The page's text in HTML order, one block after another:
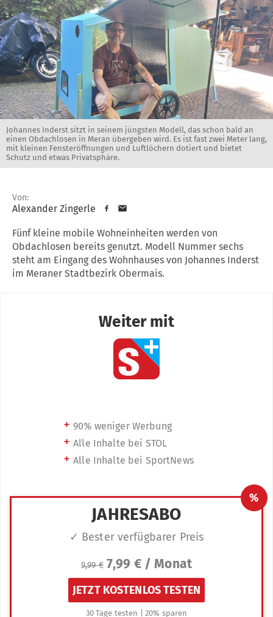
Johannes Inderst sitzt in seinem jüngsten Modell, das schon bald an
einen Obdachlosen in Meran übergeben wird. Es ist fast zwei Meter lang,
mit kleinen Fensteröffnungen und Luftlöchern dotiert und bietet
Schutz und etwas Privatsphäre.
Von:
Alexander Zingerle
Fünf kleine mobile Wohneinheiten werden von
Obdachlosen bereits genutzt. Modell Nummer sechs
steht am Eingang des Wohnhauses von Johannes Inderst
im Meraner Stadtbezirk Obermais.